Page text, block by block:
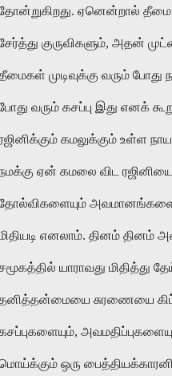
ஏனென்றால்
குருவிகளும், அதன்
முடிவுக்கு வரும் போது
வரும் கசப்பு இது எனக்
கமலுக்கும் உள்ள
ஏன் கமலை விட ரஜினியை
எனலாம். தினம்
யாராவது மிதித்து
சுரணையை
ஒரு